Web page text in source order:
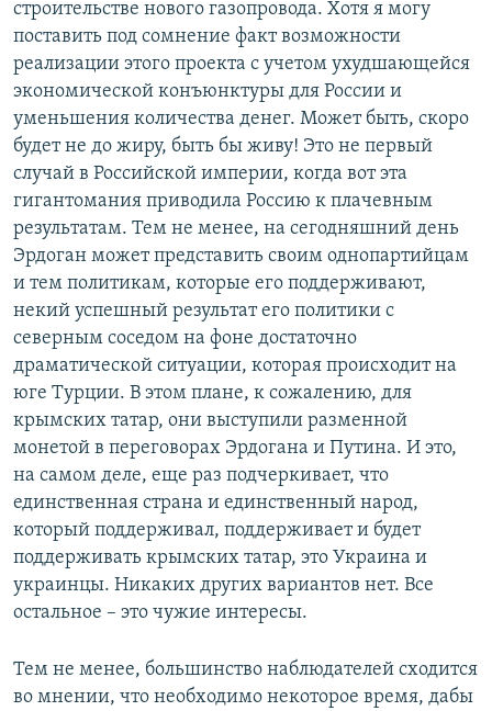
строительстве нового газопровода. Хотя я могу
поставить под сомнение факт возможности
реализации этого проекта с учетом ухудшающейся
экономической конъюнктуры для России и
уменьшения количества денег. Может быть, скоро
будет не до жиру, быть бы живу! Это не первый
случай в Российской империи, когда вот эта
гигантомания приводила Россию к плачевным
результатам. Тем не менее, на сегодняшний день
Эрдоган может представить своим однопартийцам
и тем политикам, которые его поддерживают,
некий успешный результат его политики с
северным соседом на фоне достаточно
драматической ситуации, которая происходит на
юге Турции. В этом плане, к сожалению, для
крымских татар, они выступили разменной
монетой в переговорах Эрдогана и Путина. И это,
на самом деле, еще раз подчеркивает, что
единственная страна и единственный народ,
который поддерживал, поддерживает и будет
поддерживать крымских татар, это Украина и
украинцы. Никаких других вариантов нет. Все
остальное – это чужие интересы.
Тем не менее, большинство наблюдателей сходится
во мнении, что необходимо некоторое время, дабы